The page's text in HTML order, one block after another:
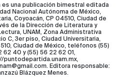
es una publicación bimestral editada
Nacional Autónoma de México,
Coyoacán, CP 04510, Ciudad de
de la Dirección de Literatura y
UNAM, Zona Administrativa
C, 3er piso, Ciudad Universitaria,
Ciudad de México, teléfonos (55)
62 40 y (55) 56 22 62 01,
puntodepartida.unam.mx,
Editora responsable:
Blázquez Menes.